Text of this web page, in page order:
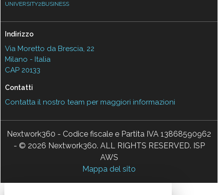
UNIVERSITY2BUSINESS
Indirizzo
Via Moretto da Brescia, 22
Milano - Italia
CAP 20133
Contatti
Contatta il nostro team per maggiori informazioni
Nextwork360 - Codice fiscale e Partita IVA 13868590962
- © 2026 Nextwork360. ALL RIGHTS RESERVED. ISP
AWS
Mappa del sito